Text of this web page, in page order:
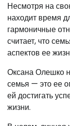
Несмотря на
находит время
гармоничные
считает, что
аспектов ее
Оксана Олешко
семья — это ее
ей достигать
жизни.